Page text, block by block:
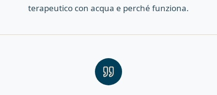
terapeutico con acqua e perché funziona.